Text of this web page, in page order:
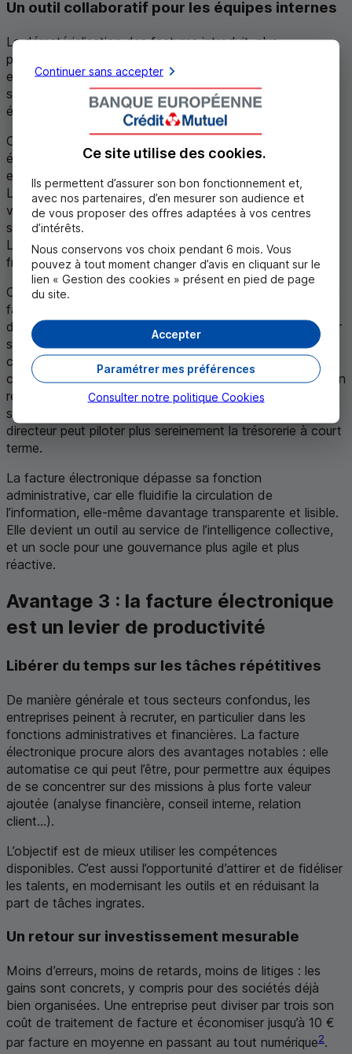
Un outil collaboratif pour les équipes internes
La dématérialisation des factures introduit, plus
profondément, une nouvelle manière de travailler
ensemble. L’action de centraliser l’information au sein d’un
système structuré, normé et accessible rend la facture
électronique vecteur de coopération interservices.
Comptabilité, contrôle de gestion, direction financière,
équipes commerciales ou service client : chacun accède,
en temps réel, à une source unique et fiable de données.
Le statut d’une facture, qu’elle soit émise, en attente de
validation, réglée ou relancée, ne dépend plus de
sollicitations multiples ou de fichiers disparates.
L’information circule, immédiatement disponible, sans
friction.
Ce partage est un avantage concret et opérationnel de la
facture électronique. Il facilite les interactions et limite les
doublons. Il permet à chaque service de se concentrer sur
ses missions propres en restant en phase avec une
compréhension commune des enjeux financiers. Un
commercial peut anticiper une tension client en repérant un
retard de paiement. Un contrôleur de gestion peut affiner
ses projections avec des données actualisées. Un
directeur peut piloter plus sereinement la trésorerie à court
terme.
La facture électronique dépasse sa fonction
administrative, car elle fluidifie la circulation de
l’information, elle-même davantage transparente et lisible.
Elle devient un outil au service de l’intelligence collective,
et un socle pour une gouvernance plus agile et plus
réactive.
Avantage 3 : la facture électronique
est un levier de productivité
Libérer du temps sur les tâches répétitives
De manière générale et tous secteurs confondus, les
entreprises peinent à recruter, en particulier dans les
fonctions administratives et financières. La facture
électronique procure alors des avantages notables : elle
automatise ce qui peut l’être, pour permettre aux équipes
de se concentrer sur des missions à plus forte valeur
ajoutée (analyse financière, conseil interne, relation
client...).
L’objectif est de mieux utiliser les compétences
disponibles. C’est aussi l’opportunité d’attirer et de fidéliser
les talents, en modernisant les outils et en réduisant la
part de tâches ingrates.
Un retour sur investissement mesurable
Moins d’erreurs, moins de retards, moins de litiges : les
gains sont concrets, y compris pour des sociétés déjà
bien organisées. Une entreprise peut diviser par trois son
coût de traitement de facture et économiser jusqu’à 10 €
par facture en moyenne en passant au tout numérique2.
Continuer sans accepter
Ce site utilise des cookies.
Ils permettent d’assurer son bon fonctionnement et,
avec nos partenaires, d’en mesurer son audience et
de vous proposer des offres adaptées à vos centres
d’intérêts.
Nous conservons vos choix pendant 6 mois. Vous
pouvez à tout moment changer d’avis en cliquant sur le
lien « Gestion des cookies » présent en pied de page
du site.
Accepter
Paramétrer mes préférences
Consulter notre politique Cookies